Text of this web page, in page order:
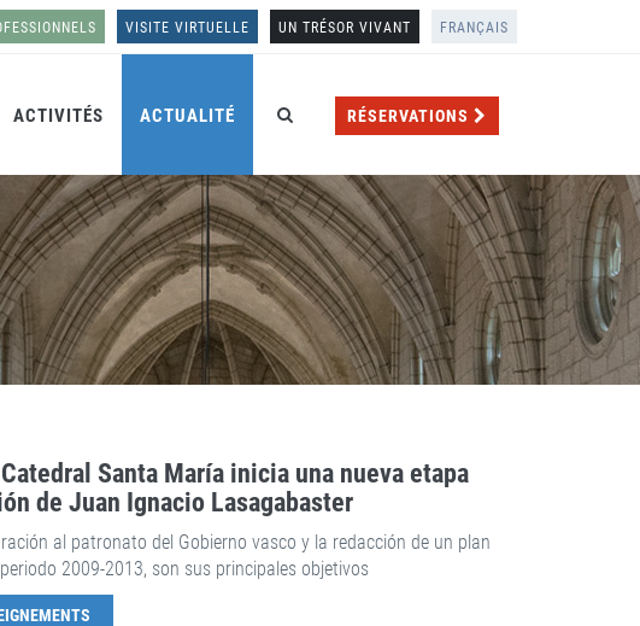
VISITE VIRTUELLE UN TRÉSOR VIVANT FRANÇAIS
ACTIVITÉS ACTUALITÉ RÉSERVATIONS
Santa María inicia una nueva etapa
de Juan Ignacio Lasagabaster
al patronato del Gobierno vasco y la redacción de un plan
2009-2013, son sus principales objetivos